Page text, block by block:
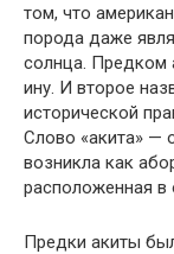
том, что
порода даже
солнца. Предком
ину. И второе
исторической
Слово «акита» —
возникла как
расположенная в
Предки акиты